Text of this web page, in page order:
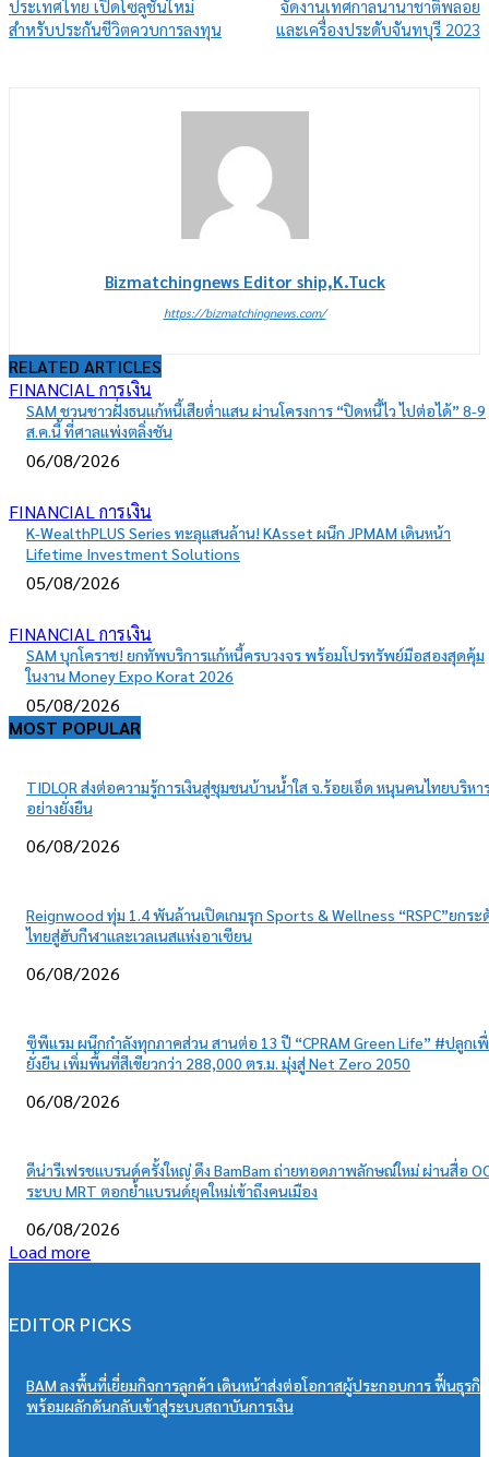
ประเทศไทย เปิดโซลูชันใหม่
สำหรับประกันชีวิตควบการลงทุน
จัดงานเทศกาลนานาชาติพลอย
และเครื่องประดับจันทบุรี 2023
Bizmatchingnews Editor ship,K.Tuck
https://bizmatchingnews.com/
RELATED ARTICLES
FINANCIAL การเงิน
SAM ชวนชาวฝั่งธนแก้หนี้เสียต่ำแสน ผ่านโครงการ “ปิดหนี้ไว ไปต่อได้” 8-9
ส.ค.นี้ ที่ศาลแพ่งตลิ่งชัน
06/08/2026
FINANCIAL การเงิน
K-WealthPLUS Series ทะลุแสนล้าน! KAsset ผนึก JPMAM เดินหน้า
Lifetime Investment Solutions
05/08/2026
FINANCIAL การเงิน
SAM บุกโคราช! ยกทัพบริการแก้หนี้ครบวงจร พร้อมโปรทรัพย์มือสองสุดคุ้ม
ในงาน Money Expo Korat 2026
05/08/2026
MOST POPULAR
TIDLOR ส่งต่อความรู้การเงินสู่ชุมชนบ้านน้ำใส จ.ร้อยเอ็ด หนุนคนไทยบริหา
อย่างยั่งยืน
06/08/2026
Reignwood ทุ่ม 1.4 พันล้านเปิดเกมรุก Sports & Wellness “RSPC”ยกระ
ไทยสู่ฮับกีฬาและเวลเนสแห่งอาเซียน
06/08/2026
ซีพีแรม ผนึกกำลังทุกภาคส่วน สานต่อ 13 ปี “CPRAM Green Life” #ปลูกเ
ยั่งยืน เพิ่มพื้นที่สีเขียวกว่า 288,000 ตร.ม. มุ่งสู่ Net Zero 2050
06/08/2026
ดีน่ารีเฟรชแบรนด์ครั้งใหญ่ ดึง BamBam ถ่ายทอดภาพลักษณ์ใหม่ ผ่านสื่อ
ระบบ MRT ตอกย้ำแบรนด์ยุคใหม่เข้าถึงคนเมือง
06/08/2026
Load more
EDITOR PICKS
BAM ลงพื้นที่เยี่ยมกิจการลูกค้า เดินหน้าส่งต่อโอกาสผู้ประกอบการ ฟื้นธุรกิจ
พร้อมผลักดันกลับเข้าสู่ระบบสถาบันการเงิน